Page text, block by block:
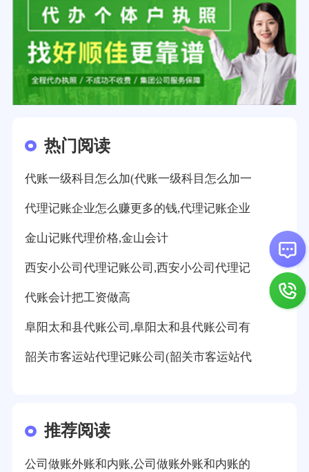
热门阅读
代账一级科目怎么加(代账一级科目怎么加一
代理记账企业怎么赚更多的钱,代理记账企业
金山记账代理价格,金山会计
西安小公司代理记账公司,西安小公司代理记
代账会计把工资做高
阜阳太和县代账公司,阜阳太和县代账公司有
韶关市客运站代理记账公司(韶关市客运站代
推荐阅读
公司做账外账和内账,公司做账外账和内账的